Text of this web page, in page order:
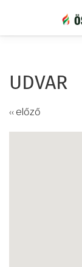
tartalomra
UDVAR
‹‹ előző